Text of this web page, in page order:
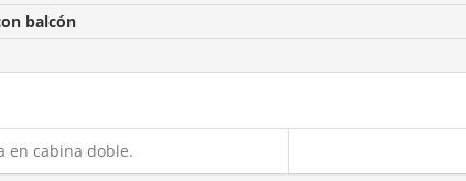
balcón
en cabina doble.